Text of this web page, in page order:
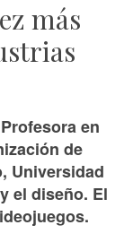
más
en
de
Universidad
el diseño. El